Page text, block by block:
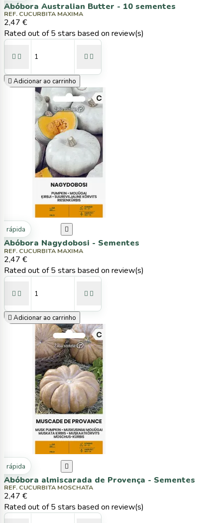
Abóbora Australian Butter - 10 sementes
REF. CUCURBITA MAXIMA
2,47 €
Rated out of 5 stars based on review(s)
   
 Adicionar ao carrinho
rápida 
Abóbora Nagydobosi - Sementes
REF. CUCURBITA MAXIMA
2,47 €
Rated out of 5 stars based on review(s)
   
 Adicionar ao carrinho
rápida 
Abóbora almiscarada de Provença - Sementes
REF. CUCURBITA MOSCHATA
2,47 €
Rated out of 5 stars based on review(s)